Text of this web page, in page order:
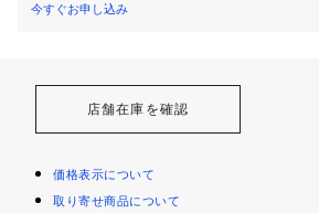
今すぐお申し込み
店舗在庫を確認
価格表示について
取り寄せ商品について